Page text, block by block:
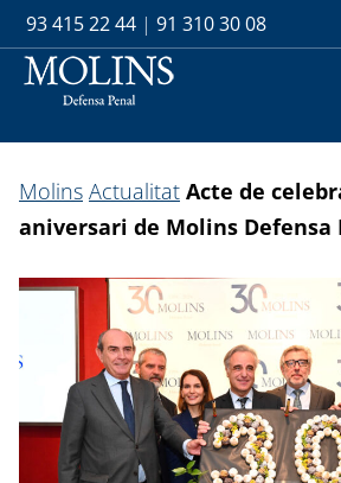
93 415 22 44 | 91 310 30 08
Molins Actualitat Acte de
aniversari de Molins Defensa